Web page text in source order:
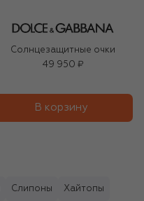
Солнцезащитные очки
49 950 ₽
В корзину
Слипоны Хайтопы